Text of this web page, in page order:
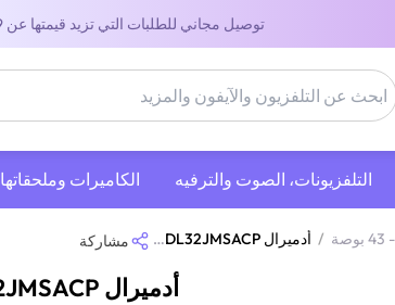
توصيل مجاني للطلبات التي تزيد قيمتها عن 99 ريال سعودي
التلفزيونات، الصوت والترفيه ‫الكاميرات وملحقاتها‬
/ أدميرال ADL32JMSACP تلفزيون ذكي 32 بوصة LED بدقة HD مع Chromecast مدمج وصوت Dolby مشاركة